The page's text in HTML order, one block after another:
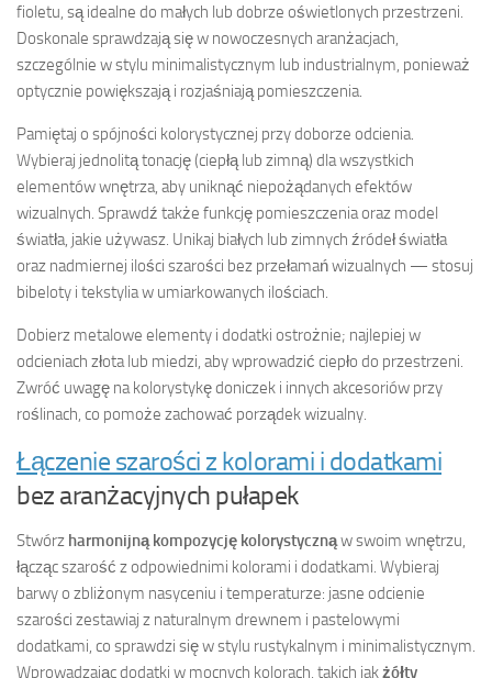
fioletu, są idealne do małych lub dobrze oświetlonych przestrzeni.
Doskonale sprawdzają się w nowoczesnych aranżacjach,
szczególnie w stylu minimalistycznym lub industrialnym, ponieważ
optycznie powiększają i rozjaśniają pomieszczenia.
Pamiętaj o spójności kolorystycznej przy doborze odcienia.
Wybieraj jednolitą tonację (ciepłą lub zimną) dla wszystkich
elementów wnętrza, aby uniknąć niepożądanych efektów
wizualnych. Sprawdź także funkcję pomieszczenia oraz model
światła, jakie używasz. Unikaj białych lub zimnych źródeł światła
oraz nadmiernej ilości szarości bez przełamań wizualnych — stosuj
bibeloty i tekstylia w umiarkowanych ilościach.
Dobierz metalowe elementy i dodatki ostrożnie; najlepiej w
odcieniach złota lub miedzi, aby wprowadzić ciepło do przestrzeni.
Zwróć uwagę na kolorystykę doniczek i innych akcesoriów przy
roślinach, co pomoże zachować porządek wizualny.
Łączenie szarości z kolorami i dodatkami
bez aranżacyjnych pułapek
Stwórz harmonijną kompozycję kolorystycznąw swoim wnętrzu,
łącząc szarość z odpowiednimi kolorami i dodatkami. Wybieraj
barwy o zbliżonym nasyceniu i temperaturze: jasne odcienie
szarości zestawiaj z naturalnym drewnem i pastelowymi
dodatkami, co sprawdzi się w stylu rustykalnym i minimalistycznym.
Wprowadzając dodatki w mocnych kolorach, takich jakżółty